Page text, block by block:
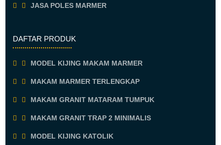
JASA POLES MARMER
DAFTAR PRODUK
MODEL KIJING MAKAM MARMER
MAKAM MARMER TERLENGKAP
MAKAM GRANIT MATARAM TUMPUK
MAKAM GRANIT TRAP 2 MINIMALIS
MODEL KIJING KATOLIK